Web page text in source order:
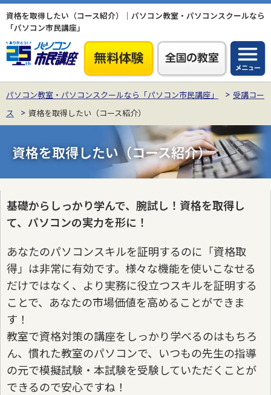
資格を取得したい（コース紹介）｜パソコン教室・パソコンスクールなら
「パソコン市民講座」
パソコン教室・パソコンスクールなら「パソコン市民講座」
受講コー
ス
資格を取得したい（コース紹介）
資格を取得したい（コース紹介）
基礎からしっかり学んで、腕試し！資格を取得し
て、パソコンの実力を形に！
あなたのパソコンスキルを証明するのに「資格取
得」は非常に有効です。様々な機能を使いこなせる
だけではなく、より実務に役立つスキルを証明する
ことで、あなたの市場価値を高めることができま
す！
教室で資格対策の講座をしっかり学べるのはもちろ
ん、慣れた教室のパソコンで、いつもの先生の指導
の元で模擬試験・本試験を受験していただくことが
できるので安心ですね！